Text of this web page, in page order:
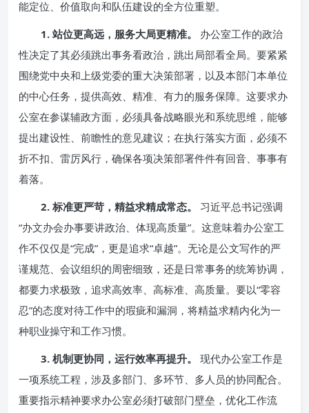
能定位、价值取向和队伍建设的全方位重塑。
1. 站位更高远，服务大局更精准。
办公室工作的政治
性决定了其必须跳出事务看政治，跳出局部看全局。要紧紧
围绕党中央和上级党委的重大决策部署，以及本部门本单位
的中心任务，提供高效、精准、有力的服务保障。这要求办
公室在参谋辅政方面，必须具备战略眼光和系统思维，能够
提出建设性、前瞻性的意见建议；在执行落实方面，必须不
折不扣、雷厉风行，确保各项决策部署件件有回音、事事有
着落。
2. 标准更严苛，精益求精成常态。
习近平总书记强调
“办文办会办事要讲政治、体现高质量”。这意味着办公室工
作不仅仅是“完成”，更是追求“卓越”。无论是公文写作的严
谨规范、会议组织的周密细致，还是日常事务的统筹协调，
都要力求极致，追求高效率、高标准、高质量。要以“零容
忍”的态度对待工作中的瑕疵和漏洞，将精益求精内化为一
种职业操守和工作习惯。
3. 机制更协同，运行效率再提升。
现代办公室工作是
一项系统工程，涉及多部门、多环节、多人员的协同配合。
重要指示精神要求办公室必须打破部门壁垒，优化工作流